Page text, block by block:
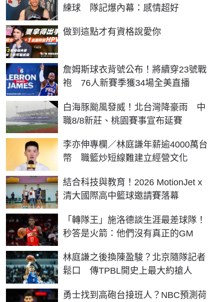
練球 隊記爆內幕：感情超好
做到這點才有資格說愛你
PR
詹姆斯球衣背號公布！將續穿23號戰
袍 76人新賽季獲34場全美直播
白海豚颱風發威！北台灣降豪雨 中
職8/8新莊、桃園賽事宣布延賽
李亦伸專欄／林庭謙年薪逾4000萬台
幣 職籃炒短線難建立經營文化
結合科技與教育！2026 MotionJet x
清大國際高中籃球邀請賽落幕
「轉隊王」施洛德談生涯最差球隊！
秒答是火箭：他們沒有真正的GM
林庭謙之後換陳盈駿？北京隨隊記者
鬆口 傳TPBL開史上最大約搶人
勇士找到高砲台接班人？NBC預測荷